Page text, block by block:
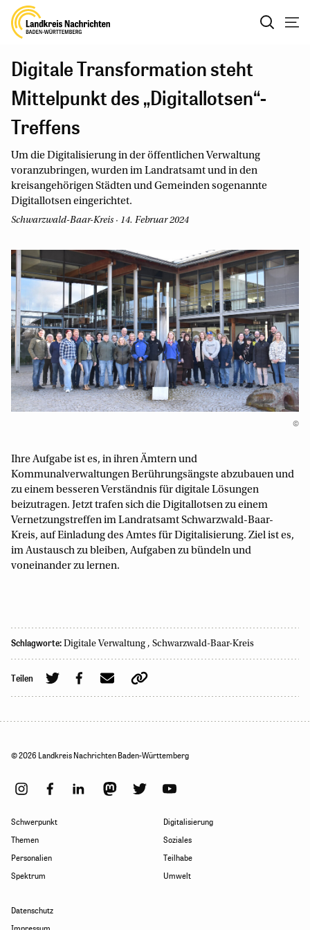
Digitale Transformation steht
Mittelpunkt des „Digitallotsen“-
Treffens
Um die Digitalisierung in der öffentlichen Verwaltung
voranzubringen, wurden im Landratsamt und in den
kreisangehörigen Städten und Gemeinden sogenannte
Digitallotsen eingerichtet.
Schwarzwald-Baar-Kreis · 14. Februar 2024
©
Ihre Aufgabe ist es, in ihren Ämtern und
Kommunalverwaltungen Berührungsängste abzubauen und
zu einem besseren Verständnis für digitale Lösungen
beizutragen. Jetzt trafen sich die Digitallotsen zu einem
Vernetzungstreffen im Landratsamt Schwarzwald-Baar-
Kreis, auf Einladung des Amtes für Digitalisierung. Ziel ist es,
im Austausch zu bleiben, Aufgaben zu bündeln und
voneinander zu lernen.
Schlagworte: Digitale Verwaltung , Schwarzwald-Baar-Kreis
Teilen
Schwerpunkt
Themen
Personalien
Spektrum
Digitalisierung
Soziales
Teilhabe
Umwelt
Datenschutz
© 2026 Landkreis Nachrichten Baden-Württemberg